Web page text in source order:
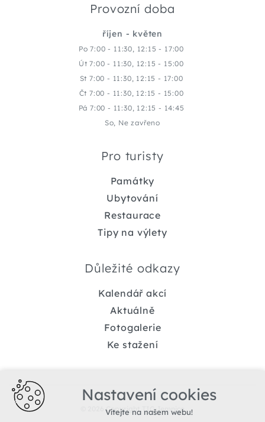
Provozní doba
říjen - květen
Po 7:00 - 11:30, 12:15 - 17:00
Út 7:00 - 11:30, 12:15 - 15:00
St 7:00 - 11:30, 12:15 - 17:00
Čt 7:00 - 11:30, 12:15 - 15:00
Pá 7:00 - 11:30, 12:15 - 14:45
So, Ne zavřeno
Pro turisty
Památky
Ubytování
Restaurace
Tipy na výlety
Důležité odkazy
Kalendář akcí
Aktuálně
Fotogalerie
Ke stažení
© 2026 Copyright TIC Jemnice
Nastavení cookies
Vítejte na našem webu!